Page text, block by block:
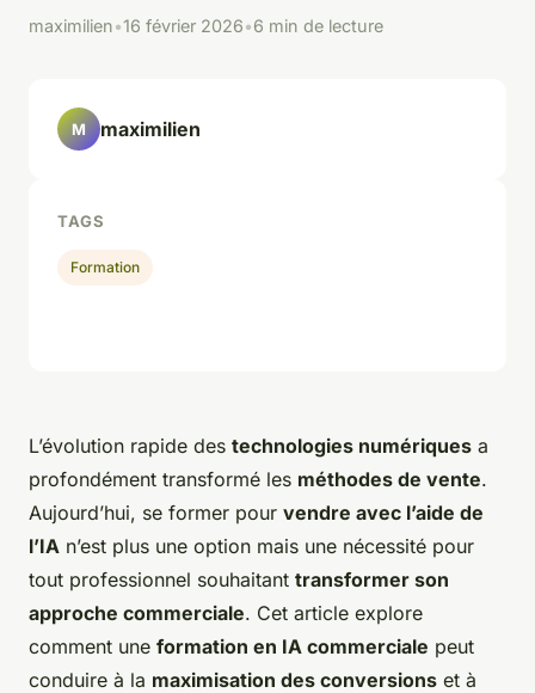
maximilien•16 février 2026•6 min de lecture
L’évolution rapide des technologies numériques a
profondément transformé les méthodes de vente.
Aujourd’hui, se former pour vendre avec l’aide de
l’IA n’est plus une option mais une nécessité pour
tout professionnel souhaitant transformer son
approche commerciale. Cet article explore
comment une formation en IA commerciale peut
conduire à la maximisation des conversions et à
M maximilien
TAGS
Formation